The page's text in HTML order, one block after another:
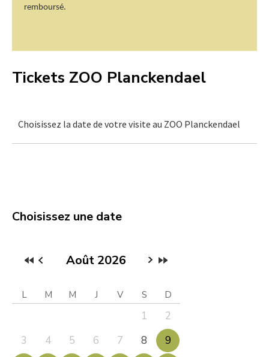
remboursé.
Tickets ZOO Planckendael
Choisissez la date de votre visite au ZOO Planckendael
Choisissez une date
Août 2026
L M M J V S D
1
2
3
4 5 6 7 8
9